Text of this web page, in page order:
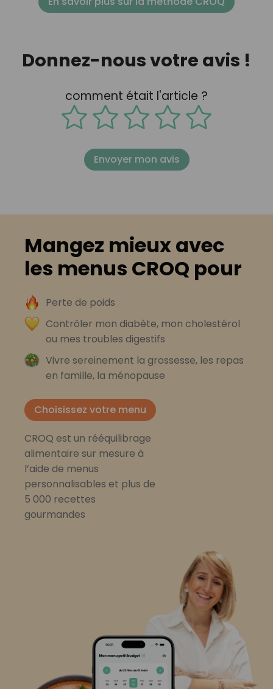
Donnez-nous votre avis !
comment était l'article ?
Envoyer mon avis
Mangez mieux avec
les menus CROQ pour
Perte de poids
Contrôler mon diabète, mon cholestérol
ou mes troubles digestifs
Vivre sereinement la grossesse, les repas
en famille, la ménopause
Choisissez votre menu
CROQ est un rééquilibrage
alimentaire sur mesure à
l’aide de menus
personnalisables et plus de
5 000 recettes
gourmandes